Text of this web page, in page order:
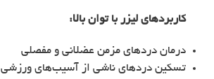
کاربردهای لیزر با توان بالا:
درمان دردهای مزمن عضلانی و مفصلی
تسکین دردهای ناشی از آسیب‌های ورزشی